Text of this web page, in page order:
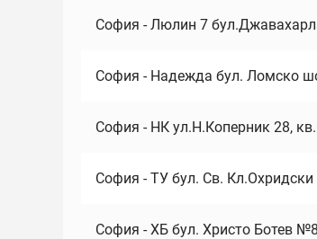
София - Люлин 7
София - Надежда бул. Ломско
София - НК ул.Н.Коперник 28,
София - ТУ бул. Св. Кл.Охридски
София - ХБ бул. Христо Ботев